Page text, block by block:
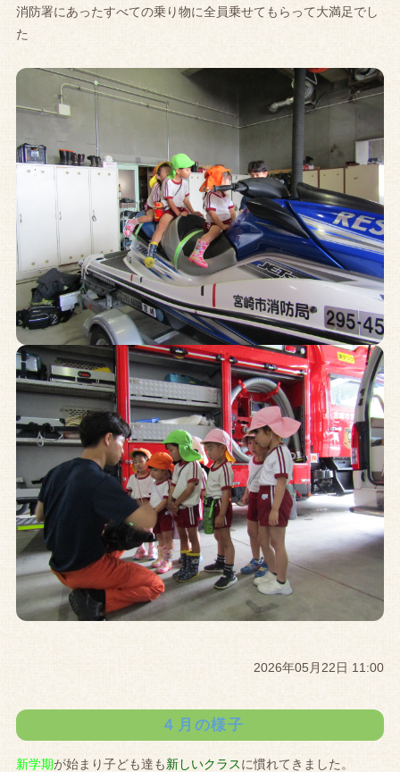
消防署にあったすべての乗り物に全員乗せてもらって大満足でし
た
2026年05月22日 11:00
４月の様子
新学期が始まり子ども達も新しいクラスに慣れてきました。